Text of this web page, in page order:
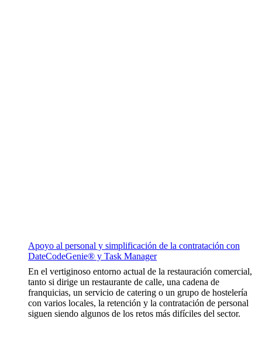
Apoyo al personal y simplificación de la contratación con
DateCodeGenie® y Task Manager
En el vertiginoso entorno actual de la restauración comercial,
tanto si dirige un restaurante de calle, una cadena de
franquicias, un servicio de catering o un grupo de hostelería
con varios locales, la retención y la contratación de personal
siguen siendo algunos de los retos más difíciles del sector.